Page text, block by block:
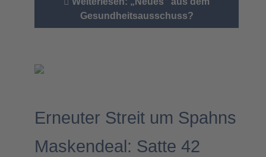
Gesundheitsausschuss?
Erneuter Streit um Spahns
Maskendeal: Satte 42